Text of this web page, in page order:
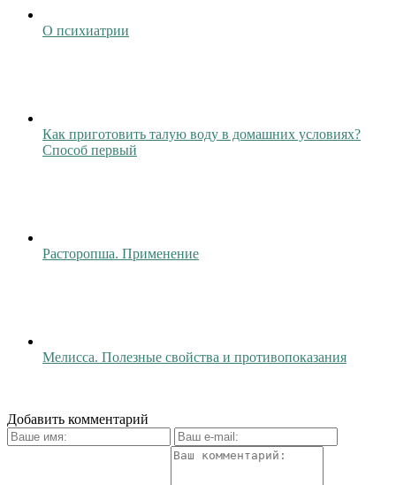
О психиатрии
Как приготовить талую воду в домашних условиях?
Способ первый
Расторопша. Применение
Мелисса. Полезные свойства и противопоказания
Добавить комментарий